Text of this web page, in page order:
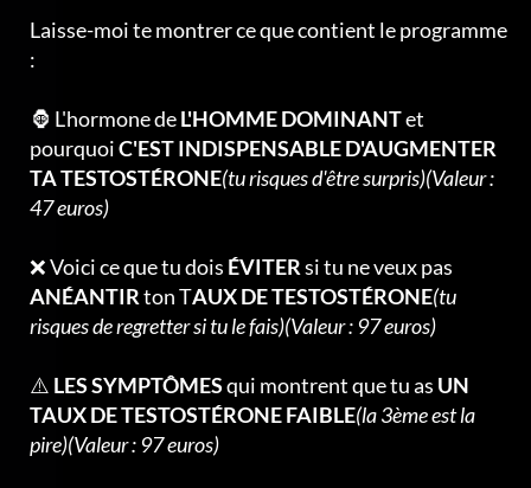
Laisse-moi te montrer ce que contient le programme
:
🦍 L'hormone deL'HOMME DOMINANTet
pourquoiC'EST INDISPENSABLE D'AUGMENTER
TA TESTOSTÉRONE(tu risques d'être surpris)(Valeur :
47 euros)
❌ Voici ce que tu dois ÉVITERsi tu ne veux pas
ANÉANTIRton TAUX DE TESTOSTÉRONE(tu
risques de regretter si tu le fais)(Valeur : 97 euros)
⚠️ LES SYMPTÔMESqui montrent que tu as UN
TAUX DE TESTOSTÉRONE FAIBLE(la 3ème est la
pire)(Valeur : 97 euros)